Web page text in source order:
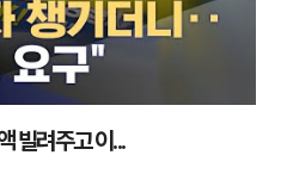
빌려주고 이...